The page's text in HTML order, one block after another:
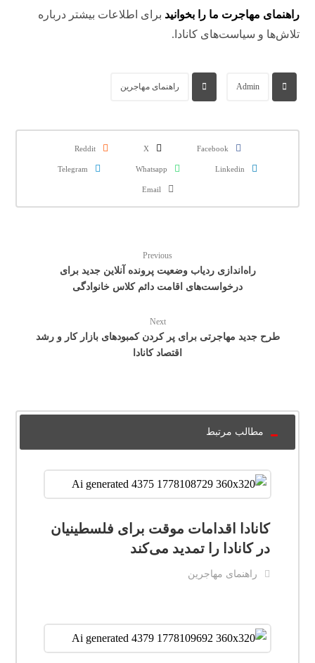
راهنمای مهاجرت ما را بخوانید برای اطلاعات بیشتر درباره
تلاش‌ها و سیاست‌های کانادا.
Admin راهنمای مهاجرین
Facebook
X
Reddit
Linkedin
Whatsapp
Telegram
Email
Previous
راه‌اندازی ردیاب وضعیت پرونده آنلاین جدید برای
درخواست‌های اقامت دائم کلاس خانوادگی
Next
طرح جدید مهاجرتی برای پر کردن کمبودهای بازار کار و رشد
اقتصاد کانادا
مطالب مرتبط
کانادا اقدامات موقت برای فلسطینیان
در کانادا را تمدید می‌کند
راهنمای مهاجرین